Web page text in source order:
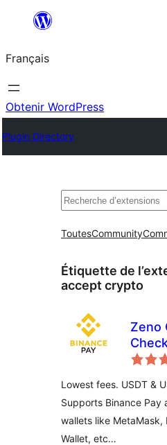
contenu
Français
Obtenir WordPress
Plugin Directory
Rechercher
ToutesCommunity
Étiquette de
accept crypto
Zeno
Lowest fees. USDT &
Supports Binance Pay
wallets like MetaMask,
Wallet, etc…